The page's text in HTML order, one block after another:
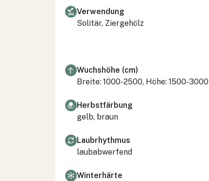
Verwendung
Solitär, Ziergehölz
Wuchshöhe (cm)
Breite: 1000-2500, Höhe: 1500-3000
Herbstfärbung
gelb, braun
Laubrhythmus
laubabwerfend
Winterhärte